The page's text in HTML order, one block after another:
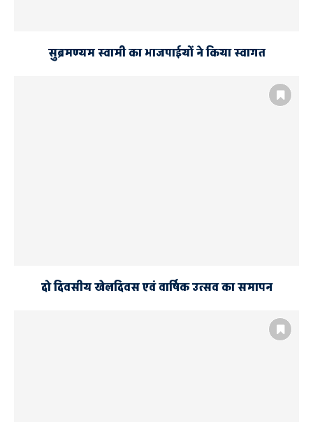
सुब्रमण्यम स्वामी का भाजपाईयों ने किया स्वागत
दो दिवसीय खेलदिवस एवं वार्षिक उत्सव का समापन